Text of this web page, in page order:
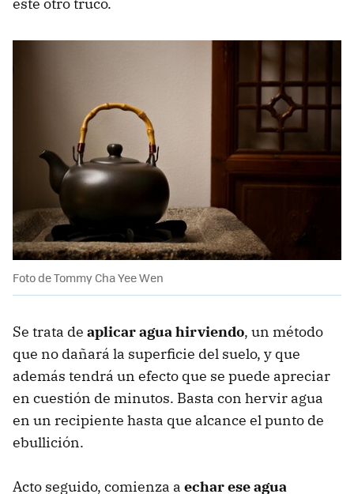
este otro truco.
Foto de Tommy Cha Yee Wen
Se trata de aplicar agua hirviendo, un método
que no dañará la superficie del suelo, y que
además tendrá un efecto que se puede apreciar
en cuestión de minutos. Basta con hervir agua
en un recipiente hasta que alcance el punto de
ebullición.
Acto seguido, comienza a echar ese agua